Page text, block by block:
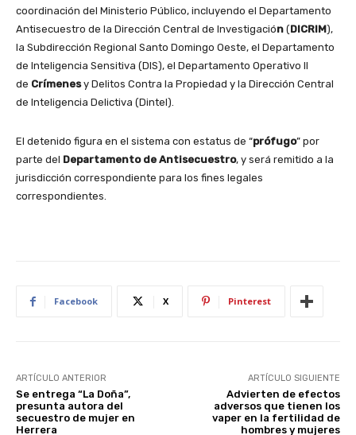
coordinación del Ministerio Público, incluyendo el Departamento
Antisecuestro de la Dirección Central de Investigación (DICRIM),
la Subdirección Regional Santo Domingo Oeste, el Departamento
de Inteligencia Sensitiva (DIS), el Departamento Operativo II
de Crímenesy Delitos Contra la Propiedad y la Dirección Central
de Inteligencia Delictiva (Dintel).
El detenido figura en el sistema con estatus de “prófugo” por
parte del Departamento de Antisecuestro, y será remitido a la
jurisdicción correspondiente para los fines legales
correspondientes.
Facebook X Pinterest
ARTÍCULO ANTERIOR
Se entrega “La Doña”,
presunta autora del
secuestro de mujer en
Herrera
ARTÍCULO SIGUIENTE
Advierten de efectos
adversos que tienen los
vaper en la fertilidad de
hombres y mujeres